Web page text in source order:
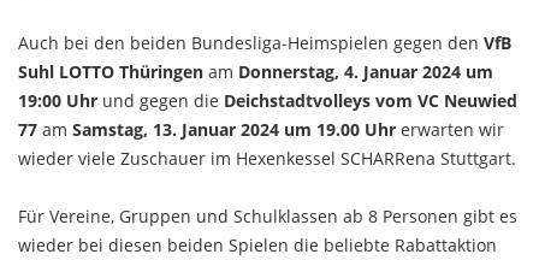
Auch bei den beiden Bundesliga-Heimspielen gegen den VfB
Suhl LOTTO Thüringen am Donnerstag, 4. Januar 2024 um
19:00 Uhr und gegen die Deichstadtvolleys vom VC Neuwied
77 am Samstag, 13. Januar 2024 um 19.00 Uhr erwarten wir
wieder viele Zuschauer im Hexenkessel SCHARRena Stuttgart.
Für Vereine, Gruppen und Schulklassen ab 8 Personen gibt es
wieder bei diesen beiden Spielen die beliebte Rabattaktion